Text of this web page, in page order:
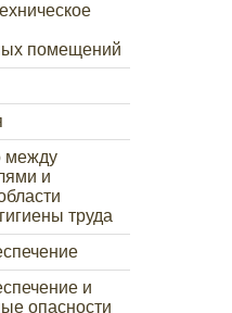
помещений
между
и
труда
и
опасности